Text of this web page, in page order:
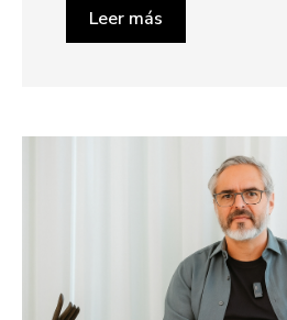
Leer más